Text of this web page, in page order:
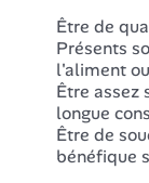
Être de
Présents
l'aliment
Être assez
longue
Être de
bénéfique